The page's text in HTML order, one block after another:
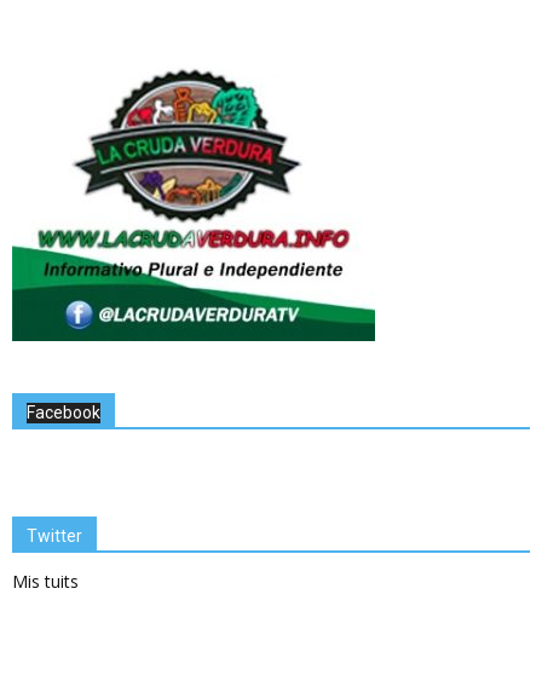
Facebook
Twitter
Mis tuits